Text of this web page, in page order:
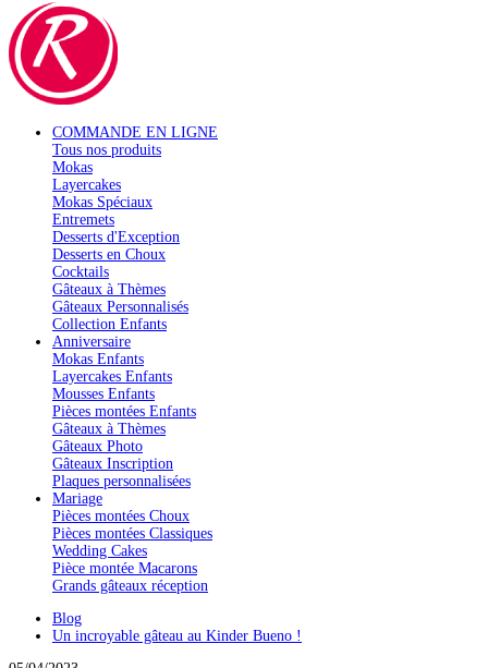
COMMANDE EN LIGNE
Tous nos produits
Mokas
Layercakes
Mokas Spéciaux
Entremets
Desserts d'Exception
Desserts en Choux
Cocktails
Gâteaux à Thèmes
Gâteaux Personnalisés
Collection Enfants
Anniversaire
Mokas Enfants
Layercakes Enfants
Mousses Enfants
Pièces montées Enfants
Gâteaux à Thèmes
Gâteaux Photo
Gâteaux Inscription
Plaques personnalisées
Mariage
Pièces montées Choux
Pièces montées Classiques
Wedding Cakes
Pièce montée Macarons
Grands gâteaux réception
Blog
Un incroyable gâteau au Kinder Bueno !